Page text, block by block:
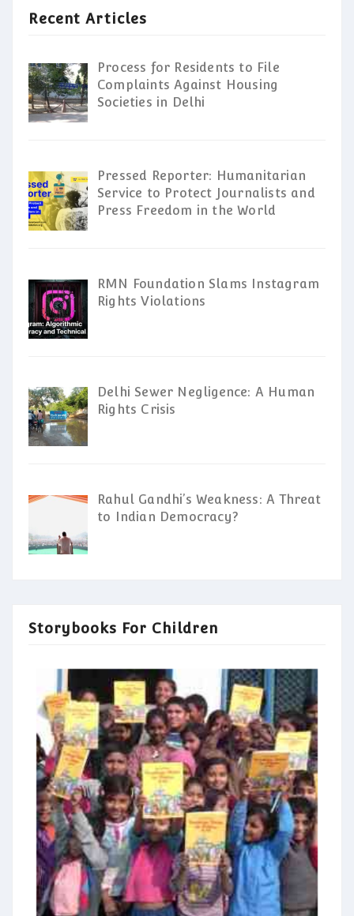
Recent Articles
Process for Residents to File
Complaints Against Housing
Societies in Delhi
Pressed Reporter: Humanitarian
Service to Protect Journalists and
Press Freedom in the World
RMN Foundation Slams Instagram
Rights Violations
Delhi Sewer Negligence: A Human
Rights Crisis
Rahul Gandhi’s Weakness: A Threat
to Indian Democracy?
Storybooks For Children